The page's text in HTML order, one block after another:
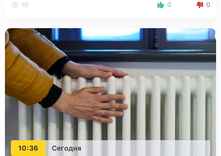
10 0 0
10:36 Сегодня